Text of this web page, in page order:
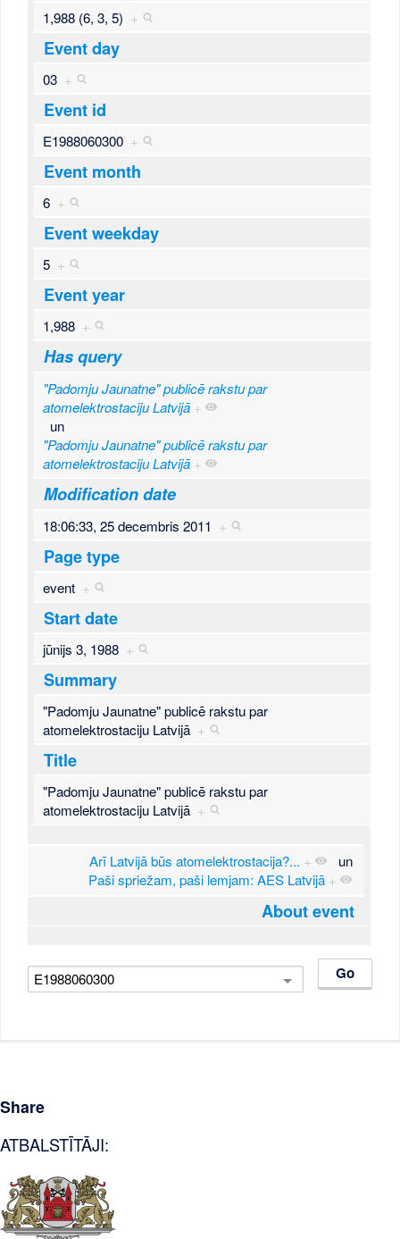
1,988 (6, 3, 5) +
Event day
03 +
Event id
E1988060300 +
Event month
6 +
Event weekday
5 +
Event year
1,988 +
Has query
"Padomju Jaunatne" publicē rakstu par
atomelektrostaciju Latvijā +
un
"Padomju Jaunatne" publicē rakstu par
atomelektrostaciju Latvijā +
Modification date
18:06:33, 25 decembris 2011 +
Page type
event +
Start date
jūnijs 3, 1988 +
Summary
"Padomju Jaunatne" publicē rakstu par
atomelektrostaciju Latvijā +
Title
"Padomju Jaunatne" publicē rakstu par
atomelektrostaciju Latvijā +
Arī Latvijā būs atomelektrostacija?... +
un
Paši spriežam, paši lemjam: AES Latvijā +
About event
Share
ATBALSTĪTĀJI: